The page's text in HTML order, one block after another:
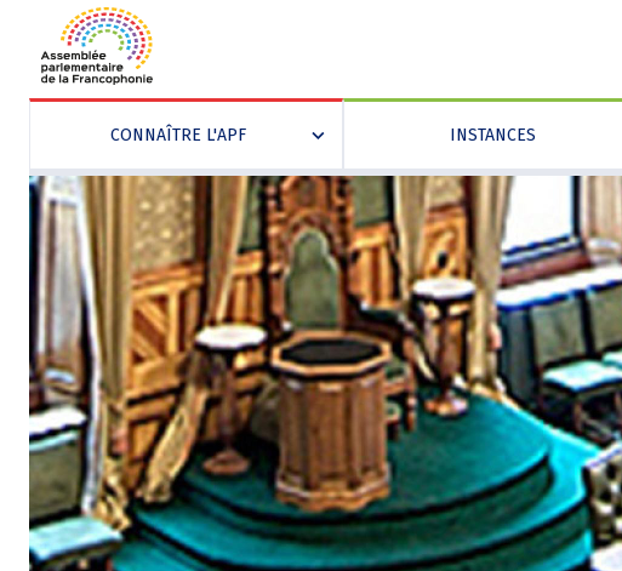
Aller
principal
CONNAÎTRE L'APF » INSTANCES
Panneau de gestion des cookies